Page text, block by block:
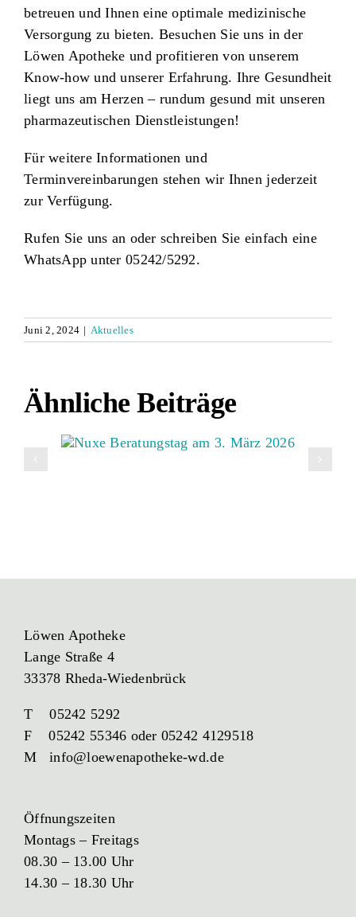
betreuen und Ihnen eine optimale medizinische
Versorgung zu bieten. Besuchen Sie uns in der
Löwen Apotheke und profitieren von unserem
Know-how und unserer Erfahrung. Ihre Gesundheit
liegt uns am Herzen – rundum gesund mit unseren
pharmazeutischen Dienstleistungen!
Für weitere Informationen und
Terminvereinbarungen stehen wir Ihnen jederzeit
zur Verfügung.
Rufen Sie uns an oder schreiben Sie einfach eine
WhatsApp unter 05242/5292.
Juni 2, 2024 | Aktuelles
Ähnliche Beiträge
Löwen Apotheke
Lange Straße 4
33378 Rheda-Wiedenbrück
T 05242 5292
F 05242 55346 oder 05242 4129518
M info@loewenapotheke-wd.de
Öffnungszeiten
Montags – Freitags
08.30 – 13.00 Uhr
14.30 – 18.30 Uhr